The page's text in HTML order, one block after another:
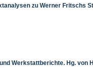
zu Werner Fritschs
Werkstattberichte. Hg. von